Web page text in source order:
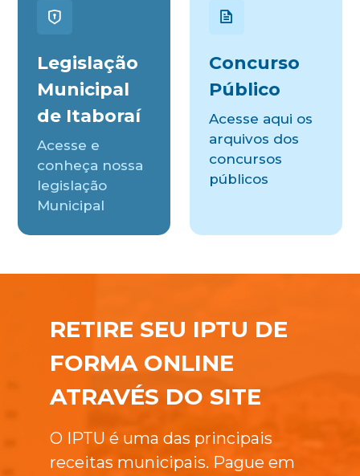
Legislação
Municipal
de Itaboraí
Acesse e
conheça nossa
legislação
Municipal
Concurso
Público
Acesse aqui os
arquivos dos
concursos
públicos
RETIRE SEU IPTU DE
FORMA ONLINE
ATRAVÉS DO SITE
O IPTU é uma das principais
receitas municipais. Pague em